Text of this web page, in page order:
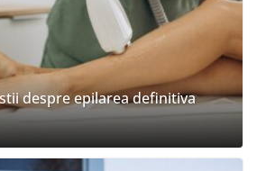
despre epilarea definitiva